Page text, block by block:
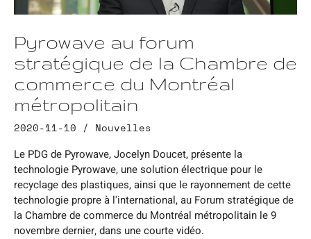
Pyrowave au forum
stratégique de la Chambre de
commerce du Montréal
métropolitain
2020-11-10 / Nouvelles
Le PDG de Pyrowave, Jocelyn Doucet, présente la
technologie Pyrowave, une solution électrique pour le
recyclage des plastiques, ainsi que le rayonnement de cette
technologie propre à l'international, au Forum stratégique de
la Chambre de commerce du Montréal métropolitain le 9
novembre dernier, dans une courte vidéo.